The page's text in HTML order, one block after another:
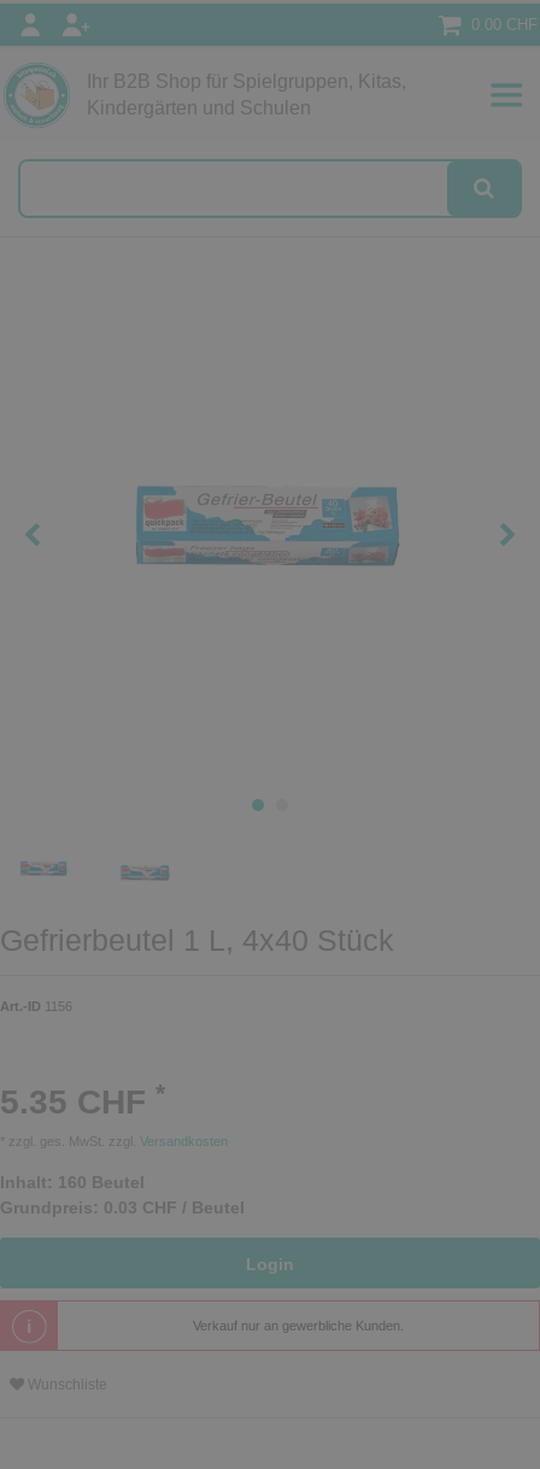
0.00 CHF
Ihr B2B Shop für Spielgruppen, Kitas,
Kindergärten und Schulen
Papeterie
Gefrierbeutel 1 L, 4x40 Stück
Art.-ID 1156
5.35 CHF *
* zzgl. ges. MwSt. zzgl. Versandkosten
Inhalt: 160 Beutel
Grundpreis: 0.03 CHF / Beutel
Login
Verkauf nur an gewerbliche Kunden.
Wunschliste